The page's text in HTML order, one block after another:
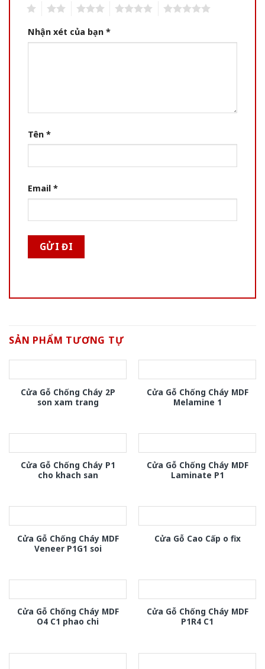
Nhận xét của bạn *
Tên *
Email *
SẢN PHẨM TƯƠNG TỰ
Cửa Gỗ Chống Cháy 2P
son xam trang
Cửa Gỗ Chống Cháy MDF
Melamine 1
Cửa Gỗ Chống Cháy P1
cho khach san
Cửa Gỗ Chống Cháy MDF
Laminate P1
Cửa Gỗ Chống Cháy MDF
Veneer P1G1 soi
Cửa Gỗ Cao Cấp o fix
Cửa Gỗ Chống Cháy MDF
O4 C1 phao chi
Cửa Gỗ Chống Cháy MDF
P1R4 C1